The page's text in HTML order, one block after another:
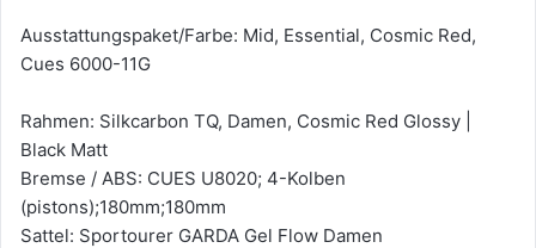
Ausstattungspaket/Farbe: Mid, Essential, Cosmic Red,
Cues 6000-11G
Rahmen: Silkcarbon TQ, Damen, Cosmic Red Glossy |
Black Matt
Bremse / ABS: CUES U8020; 4-Kolben
(pistons);180mm;180mm
Sattel: Sportourer GARDA Gel Flow Damen